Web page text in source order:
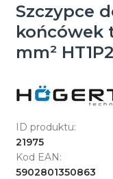
Szczypce
końcówek
mm²
ID produktu:
21975
Kod EAN:
5902801350863